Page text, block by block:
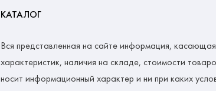
КАТАЛОГ
Вся представленная на сайте информация,
характеристик, наличия на складе, стоимости
носит информационный характер и ни при каких